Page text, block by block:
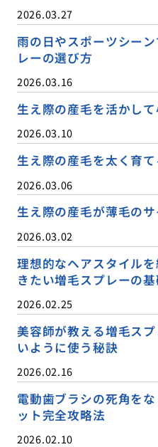
2026.03.27
雨の日やスポーツシー
レーの選び方
2026.03.16
生え際の産毛を活かし
2026.03.10
生え際の産毛を太く育
2026.03.06
生え際の産毛が薄毛の
2026.03.02
理想的なヘアスタイル
きたい増毛スプレーの
2026.02.25
美容師が教える増毛ス
いように使う秘訣
2026.02.16
電動歯ブラシの死角を
ット完全攻略法
2026.02.10